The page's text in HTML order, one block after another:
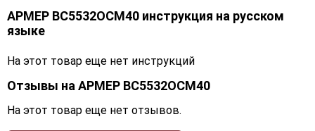
АРМЕР ВС5532ОСМ40 инструкция на русском
языке
На этот товар еще нет инструкций
Отзывы на АРМЕР ВС5532ОСМ40
На этот товар еще нет отзывов.